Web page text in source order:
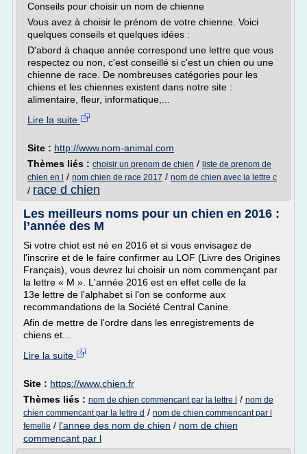
Conseils pour choisir un nom de chienne
Vous avez à choisir le prénom de votre chienne. Voici
quelques conseils et quelques idées :
D'abord à chaque année correspond une lettre que vous
respectez ou non, c'est conseillé si c'est un chien ou une
chienne de race. De nombreuses catégories pour les
chiens et les chiennes existent dans notre site :
alimentaire, fleur, informatique,...
Lire la suite
Site : http://www.nom-animal.com
Thèmes liés : choisir un prenom de chien / liste de prenom de
chien en l
/ nom chien de race 2017 / nom de chien avec la lettre c
/ race d chien
Les meilleurs noms pour un chien en 2016 :
l’année des M
Si votre chiot est né en 2016 et si vous envisagez de
l'inscrire et de le faire confirmer au LOF (Livre des Origines
Français), vous devrez lui choisir un nom commençant par
la lettre « M ». L'année 2016 est en effet celle de la
13e lettre de l'alphabet si l'on se conforme aux
recommandations de la Société Central Canine.
Afin de mettre de l'ordre dans les enregistrements de
chiens et...
Lire la suite
Site : https://www.chien.fr
Thèmes liés : nom de chien commencant par la lettre l / nom de
chien commencant par la lettre d / nom de chien commencant par l
femelle / l'annee des nom de chien / nom de chien
commencant par l